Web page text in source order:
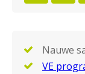
Nauwe
VE